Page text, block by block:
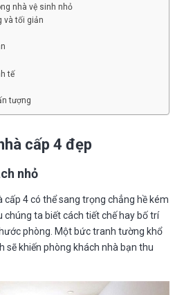
nhà vệ sinh nhỏ
và tối giản
tế
tượng
cấp 4 đẹp
nhỏ
cấp 4 có thể sang trọng chẳng hề kém
chúng ta biết cách tiết chế hay bố trí
phòng. Một bức tranh tường khổ
sẽ khiến phòng khách nhà bạn thu